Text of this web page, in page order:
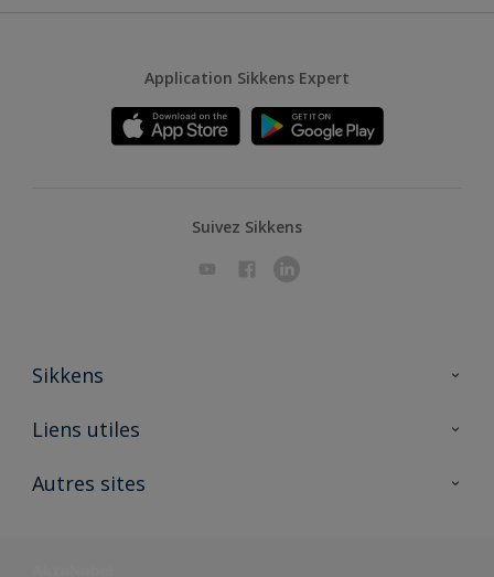
Application Sikkens Expert
Suivez Sikkens
Sikkens
A propos de Sikkens
Liens utiles
Ouvrir un magasin PASS
Autres sites